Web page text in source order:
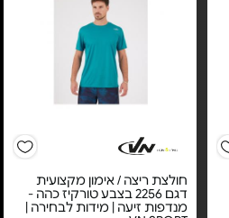
חולצת ריצה / אימון מקצועית
דגם 2256 בצבע טורקיז כהה -
מנדפות זיעה | מידות לבחירה |